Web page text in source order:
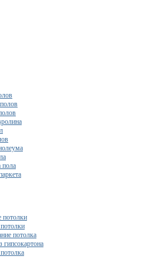
потолки
потолка
гипсокартона